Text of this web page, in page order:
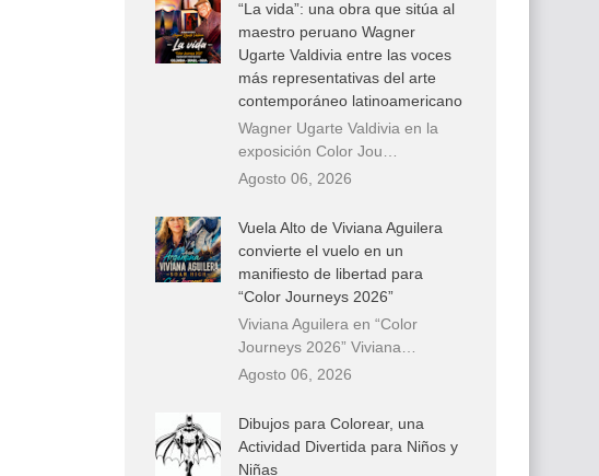
“La vida”: una obra que sitúa al
maestro peruano Wagner
Ugarte Valdivia entre las voces
más representativas del arte
contemporáneo latinoamericano
Wagner Ugarte Valdivia en la
exposición Color Jou…
Agosto 06, 2026
Vuela Alto de Viviana Aguilera
convierte el vuelo en un
manifiesto de libertad para
“Color Journeys 2026”
Viviana Aguilera en “Color
Journeys 2026” Viviana…
Agosto 06, 2026
Dibujos para Colorear, una
Actividad Divertida para Niños y
Niñas